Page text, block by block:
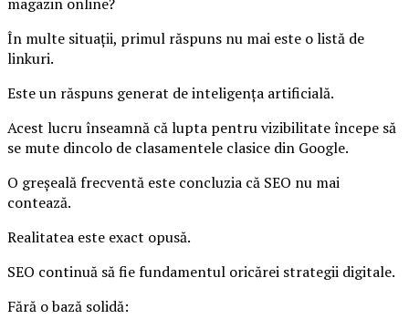
În multe situații, primul răspuns nu mai este o listă de
linkuri.
Este un răspuns generat de inteligența artificială.
Acest lucru înseamnă că lupta pentru vizibilitate începe să
se mute dincolo de clasamentele clasice din Google.
O greșeală frecventă este concluzia că SEO nu mai
contează.
Realitatea este exact opusă.
SEO continuă să fie fundamentul oricărei strategii digitale.
Fără o bază solidă: